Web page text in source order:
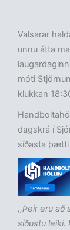
Valsarar
unnu átta
móti
klukkan
dagskrá í
síðasta þætti
,,Þeir eru að
síðustu leiki.